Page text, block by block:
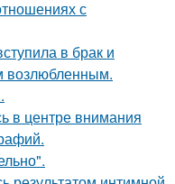
с
в брак и
возлюбленным.
в центре внимания